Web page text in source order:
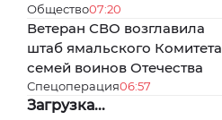
Общество07:20
Ветеран СВО возглавила
штаб ямальского Комитета
семей воинов Отечества
Спецоперация06:57
Загрузка...